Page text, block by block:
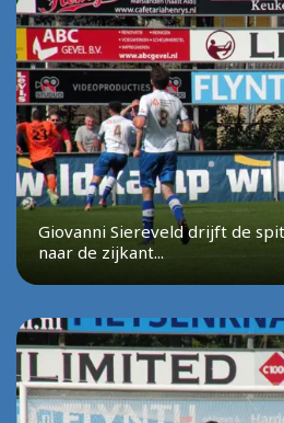
Giovanni Siereveld drijft de
naar de zijkant...